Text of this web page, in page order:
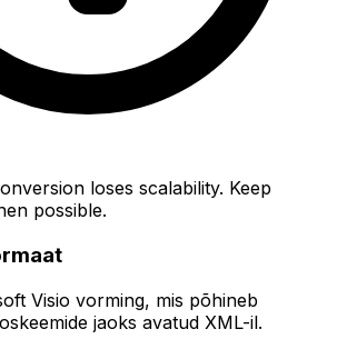
loses scalability. Keep
possible.
Visio vorming, mis põhineb
jaoks avatud XML-il.